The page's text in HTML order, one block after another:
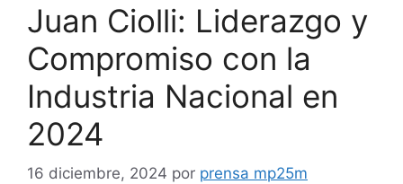
Juan Ciolli: Liderazgo y
Compromiso con la
Industria Nacional en
2024
16 diciembre, 2024 por prensa mp25m